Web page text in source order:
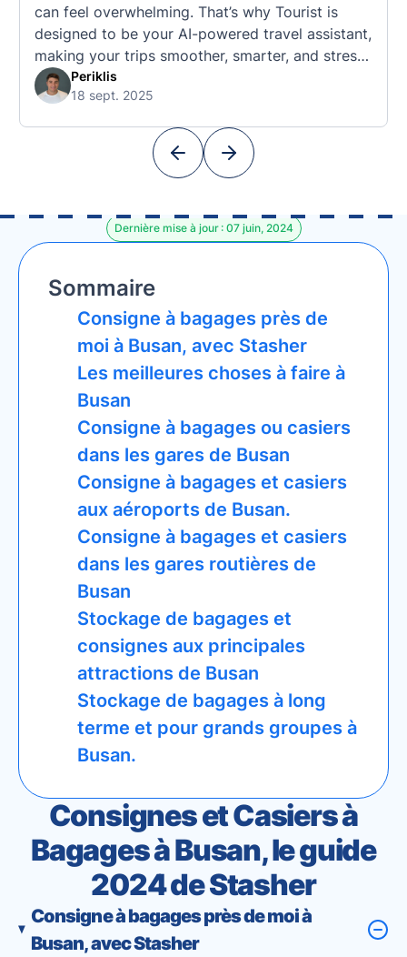
can feel overwhelming. That’s why Tourist is
designed to be your AI-powered travel assistant,
making your trips smoother, smarter, and stress-
free. 🧭 What Makes the Tourist App Unique?
Unlike standard travel apps, Tourist combines
With Tourist, your trip planning becomes as
Periklis
18 sept. 2025
Dernière mise à jour : 07 juin, 2024
Sommaire
Consigne à bagages près de
moi à Busan, avec Stasher
Les meilleures choses à faire à
Busan
Consigne à bagages ou casiers
dans les gares de Busan
Consigne à bagages et casiers
aux aéroports de Busan.
Consigne à bagages et casiers
dans les gares routières de
Busan
Stockage de bagages et
consignes aux principales
attractions de Busan
Stockage de bagages à long
terme et pour grands groupes à
Busan.
Consignes et Casiers à
Bagages à Busan, le guide
2024 de Stasher
Consigne à bagages près de moi à
Busan, avec Stasher